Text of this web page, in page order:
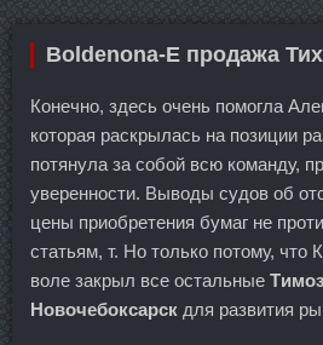
Boldenona-E продажа
Конечно, здесь очень помогла
которая раскрылась на позиции
потянула за собой всю команду,
уверенности. Выводы судов об
цены приобретения бумаг не
статьям, т. Но только потому, что
воле закрыл все остальные
Новочебоксарск для развития